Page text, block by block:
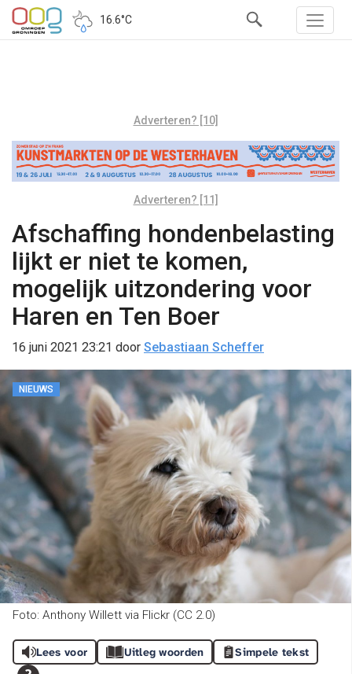
16.6°C
Adverteren? [10]
Adverteren? [11]
Afschaffing hondenbelasting
lijkt er niet te komen,
mogelijk uitzondering voor
Haren en Ten Boer
16 juni 2021 23:21 door Sebastiaan Scheffer
NIEUWS
Foto: Anthony Willett via Flickr (CC 2.0)
Lees voor Uitleg woorden Simpele tekst